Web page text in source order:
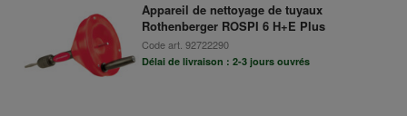
Appareil de nettoyage de tuyaux
Rothenberger ROSPI 6 H+E Plus
Code art. 92722290
Délai de livraison : 2-3 jours ouvrés